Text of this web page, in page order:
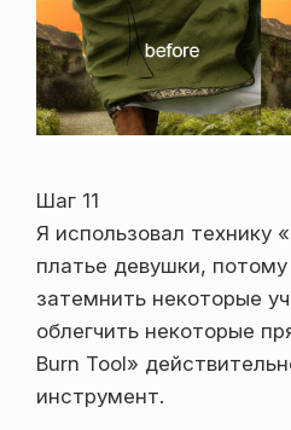
Шаг 11
Я использовал технику
платье девушки, потому
затемнить некоторые
облегчить некоторые
Burn Tool»
инструмент.